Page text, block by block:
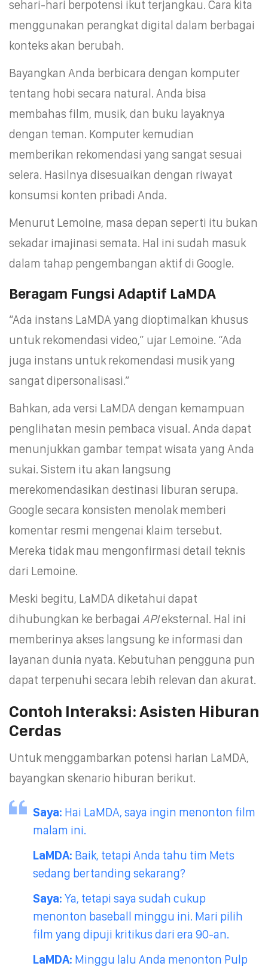
sehari-hari berpotensi ikut terjangkau. Cara kita
menggunakan perangkat digital dalam berbagai
konteks akan berubah.
Bayangkan Anda berbicara dengan komputer
tentang hobi secara natural. Anda bisa
membahas film, musik, dan buku layaknya
dengan teman. Komputer kemudian
memberikan rekomendasi yang sangat sesuai
selera. Hasilnya disesuaikan dengan riwayat
konsumsi konten pribadi Anda.
Menurut Lemoine, masa depan seperti itu bukan
sekadar imajinasi semata. Hal ini sudah masuk
dalam tahap pengembangan aktif di Google.
Beragam Fungsi Adaptif LaMDA
“Ada instans LaMDA yang dioptimalkan khusus
untuk rekomendasi video,” ujar Lemoine. “Ada
juga instans untuk rekomendasi musik yang
sangat dipersonalisasi.”
Bahkan, ada versi LaMDA dengan kemampuan
penglihatan mesin pembaca visual. Anda dapat
menunjukkan gambar tempat wisata yang Anda
sukai. Sistem itu akan langsung
merekomendasikan destinasi liburan serupa.
Google secara konsisten menolak memberi
komentar resmi mengenai klaim tersebut.
Mereka tidak mau mengonfirmasi detail teknis
dari Lemoine.
Meski begitu, LaMDA diketahui dapat
dihubungkan ke berbagai APIeksternal. Hal ini
memberinya akses langsung ke informasi dan
layanan dunia nyata. Kebutuhan pengguna pun
dapat terpenuhi secara lebih relevan dan akurat.
Contoh Interaksi: Asisten Hiburan
Cerdas
Untuk menggambarkan potensi harian LaMDA,
bayangkan skenario hiburan berikut.
Saya: Hai LaMDA, saya ingin menonton film
malam ini.
LaMDA: Baik, tetapi Anda tahu tim Mets
sedang bertanding sekarang?
Saya: Ya, tetapi saya sudah cukup
menonton baseball minggu ini. Mari pilih
film yang dipuji kritikus dari era 90-an.
LaMDA: Minggu lalu Anda menonton Pulp